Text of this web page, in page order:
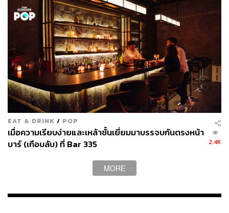
EAT & DRINK / POP
เมื่อความเรียบง่ายและเหล้าชั้นเยี่ยมมาบรรจบกันตรงหน้า
บาร์ (เกือบลับ) ที่ Bar 335
2.4K
MORE